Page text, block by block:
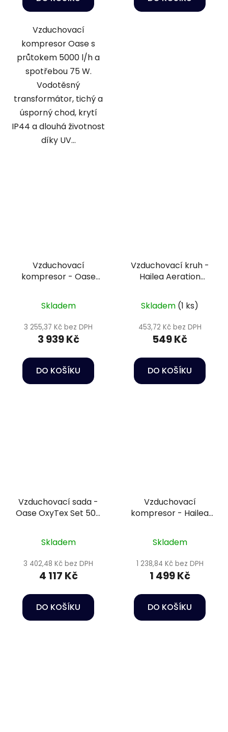
Vzduchovací
kompresor Oase s
průtokem 5000 l/h a
spotřebou 75 W.
Vodotěsný
transformátor, tichý a
úsporný chod, krytí
IP44 a dlouhá životnost
díky UV...
Vzduchovací
kompresor - Oase
Skladem
3 255,37 Kč bez DPH
3 939 Kč
DO KOŠÍKU
Vzduchovací kruh -
Hailea Aeration
Skladem (1 ks)
453,72 Kč bez DPH
549 Kč
DO KOŠÍKU
Vzduchovací sada -
Oase OxyTex Set 500
Skladem
3 402,48 Kč bez DPH
4 117 Kč
DO KOŠÍKU
Vzduchovací
kompresor - Hailea
Skladem
1 238,84 Kč bez DPH
1 499 Kč
DO KOŠÍKU